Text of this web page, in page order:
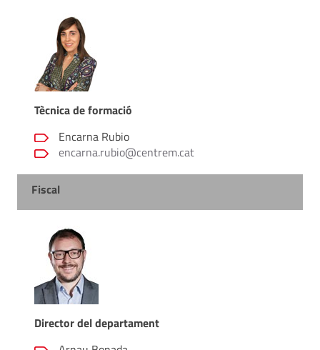
Tècnica de formació
Encarna Rubio
encarna.rubio@centrem.cat
Fiscal
Director del departament